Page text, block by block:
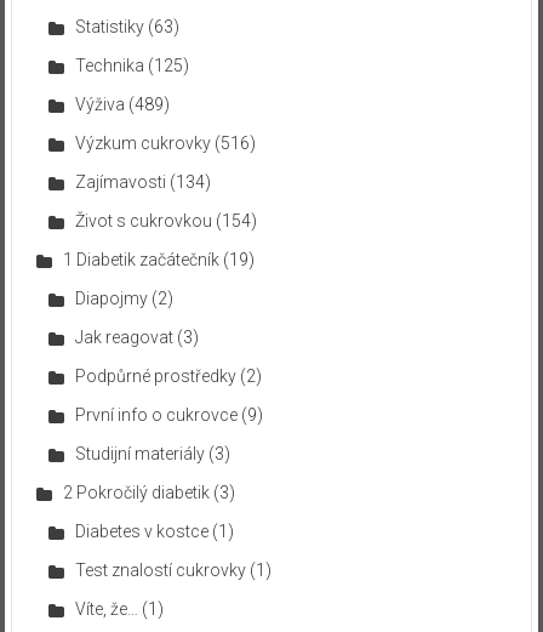
Statistiky(63)
Technika (125)
Výživa (489)
Výzkum cukrovky(516)
Zajímavosti (134)
Život s cukrovkou (154)
1 Diabetik začátečník(19)
Diapojmy(2)
Jak reagovat(3)
Podpůrné prostředky(2)
První info o cukrovce(9)
Studijní materiály(3)
2 Pokročilý diabetik(3)
Diabetes v kostce(1)
Test znalostí cukrovky(1)
Víte, že…
(1)